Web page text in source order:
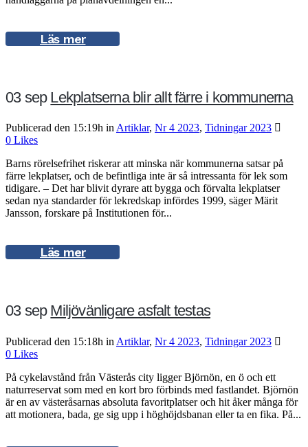
Läs mer
03 sep Lekplatserna blir allt färre i kommunerna
Publicerad den 15:19h in Artiklar, Nr 4 2023, Tidningar 2023
0 Likes
Barns rörelsefrihet riskerar att minska när kommunerna satsar på
färre lekplatser, och de befintliga inte är så intressanta för lek som
tidigare. – Det har blivit dyrare att bygga och förvalta lekplatser
sedan nya standarder för lekredskap infördes 1999, säger Märit
Jansson, forskare på Institutionen för...
Läs mer
03 sep Miljövänligare asfalt testas
Publicerad den 15:18h in Artiklar, Nr 4 2023, Tidningar 2023
0 Likes
På cykelavstånd från Västerås city ligger Björnön, en ö och ett
naturreservat som med en kort bro förbinds med fastlandet. Björnön
är en av västeråsarnas absoluta favoritplatser och hit åker många för
att motionera, bada, ge sig upp i höghöjdsbanan eller ta en fika. På...